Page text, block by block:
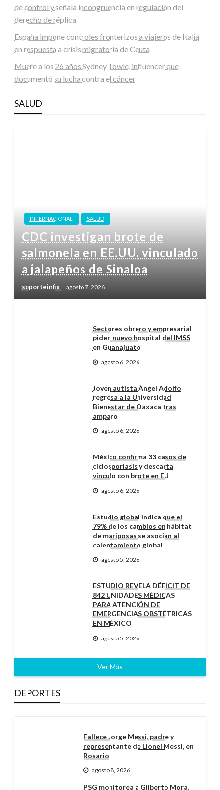
de control y señala incongruencia en regulación del
derecho de réplica
España impone controles fronterizos a viajeros de Italia
en respuesta a crisis migratoria de Ceuta
Muere a los 26 años Sydney Towle, influencer que
documentó su lucha contra el cáncer
SALUD
INTERNACIONAL SALUD
CDC investigan brote de
salmonela en EE.UU. vinculado
a jalapeños de Sinaloa
soporteinfix agosto 7, 2026
Sectores obrero y empresarial
piden nuevo hospital del IMSS
en Guanajuato
agosto 6, 2026
Joven autista Ángel Adolfo
regresa a la Universidad
Bienestar de Oaxaca tras
amparo
agosto 6, 2026
México confirma 33 casos de
ciclosporiasis y descarta
vínculo con brote en EU
agosto 6, 2026
Estudio global indica que el
79% de los cambios en hábitat
de mariposas se asocian al
calentamiento global
agosto 5, 2026
ESTUDIO REVELA DÉFICIT DE
842 UNIDADES MÉDICAS
PARA ATENCIÓN DE
EMERGENCIAS OBSTÉTRICAS
EN MÉXICO
agosto 5, 2026
Ver Más
DEPORTES
Fallece Jorge Messi, padre y
representante de Lionel Messi, en
Rosario
agosto 8, 2026
PSG monitorea a Gilberto Mora,